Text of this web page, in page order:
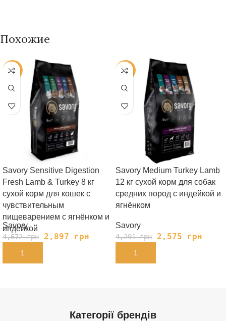
Похожие
-38%
Savory Sensitive Digestion
Fresh Lamb & Turkey 8 кг
сухой корм для кошек с
чувствительным
пищеварением с ягнёнком и
индейкой
Savory
4,672грн 2,897 грн
В КОРЗИНУ
-40%
Savory Medium Turkey Lamb
12 кг сухой корм для собак
средних пород с индейкой и
ягнёнком
Savory
4,291грн 2,575 грн
В КОРЗИНУ
Категорії брендів